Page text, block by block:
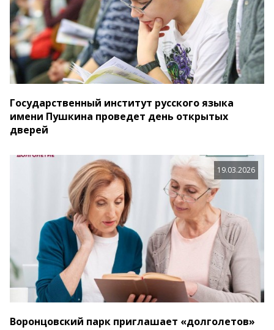
Государственный институт русского языка
имени Пушкина проведет день открытых
дверей
19.03.2026
Воронцовский парк приглашает «долголетов»